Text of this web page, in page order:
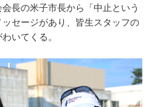
長の米子市長から「中止という
セージがあり、皆生スタッフの
いてくる。